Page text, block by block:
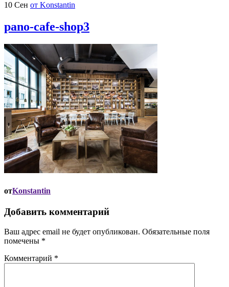
10 Сен от Konstantin
pano-cafe-shop3
отKonstantin
Добавить комментарий
Ваш адрес email не будет опубликован. Обязательные поля
помечены *
Комментарий *